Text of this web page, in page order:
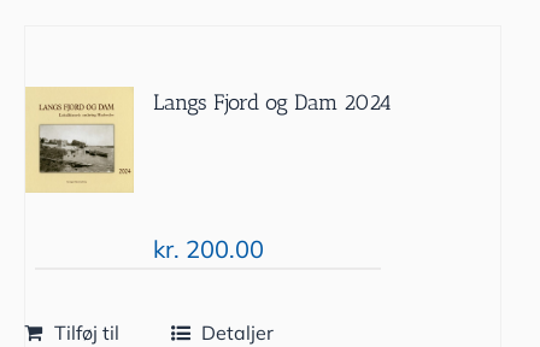
Langs Fjord og Dam 2024
kr. 200.00
Tilføj til
Detaljer